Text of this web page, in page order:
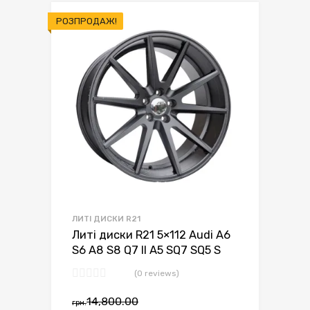
РОЗПРОДАЖ!
ЛИТІ ДИСКИ R21
Литі диски R21 5×112 Audi A6
S6 A8 S8 Q7 II A5 SQ7 SQ5 S
(0 reviews)
грн.14,800.00